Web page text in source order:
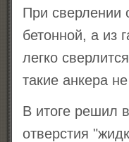
При сверлении
бетонной, а из
легко
такие анкера
В итоге решил
отверстия